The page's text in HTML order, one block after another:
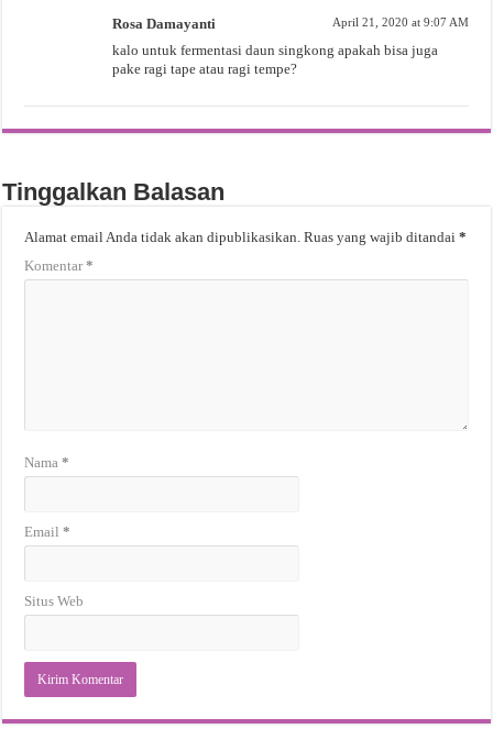
Rosa Damayanti April 21, 2020 at 9:07 AM
kalo untuk fermentasi daun singkong apakah bisa juga
pake ragi tape atau ragi tempe?
Tinggalkan Balasan
Alamat email Anda tidak akan dipublikasikan. Ruas yang wajib ditandai*
Komentar*
Nama*
Email*
Situs Web